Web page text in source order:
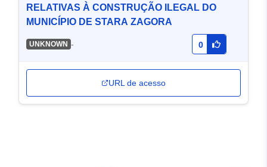
RELATIVAS À CONSTRUÇÃO ILEGAL DO
MUNICÍPIO DE STARA ZAGORA
UNKNOWN - 0
URL de acesso